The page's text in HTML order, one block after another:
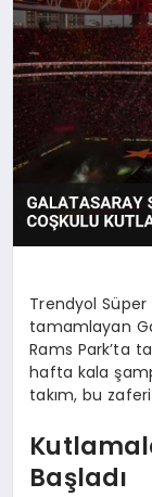
DÜNYA
YAŞAM
Trendyol
tamamlayan
Rams Park’ta
hafta kala
takım, bu
Başladı